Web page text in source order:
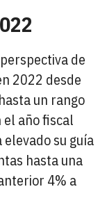
de
2022 desde
hasta un rango
el año fiscal
su guía
hasta una
4% a